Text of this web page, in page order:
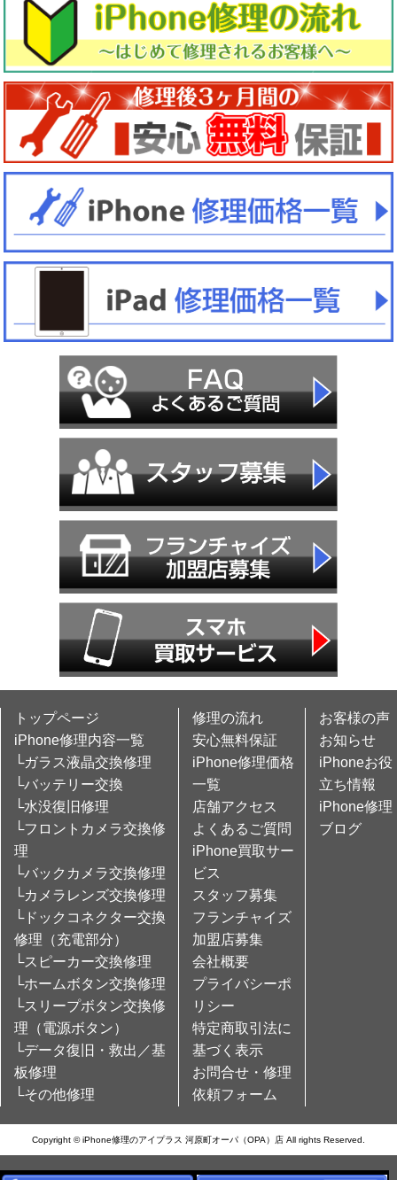
トップページ
iPhone修理内容一覧
└ガラス液晶交換修理
└バッテリー交換
└水没復旧修理
└フロントカメラ交換修
理
└バックカメラ交換修理
└カメラレンズ交換修理
└ドックコネクター交換
修理（充電部分）
└スピーカー交換修理
└ホームボタン交換修理
└スリープボタン交換修
理（電源ボタン）
└データ復旧・救出／基
板修理
└その他修理
修理の流れ
安心無料保証
iPhone修理価格
一覧
店舗アクセス
よくあるご質問
iPhone買取サー
ビス
スタッフ募集
フランチャイズ
加盟店募集
会社概要
プライバシーポ
リシー
特定商取引法に
基づく表示
お問合せ・修理
依頼フォーム
お客様の声
お知らせ
iPhoneお役
立ち情報
iPhone修理
ブログ
Copyright © iPhone修理のアイプラス 河原町オーパ（OPA）店 All rights Reserved.